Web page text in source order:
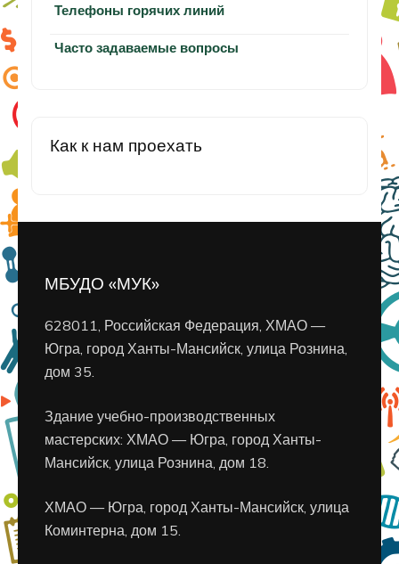
Телефоны горячих линий
Часто задаваемые вопросы
Как к нам проехать
МБУДО «МУК»
628011, Российская Федерация, ХМАО —
Югра, город Ханты-Мансийск, улица Рознина,
дом 35.
Здание учебно-производственных
мастерских: ХМАО — Югра, город Ханты-
Мансийск, улица Рознина, дом 18.
ХМАО — Югра, город Ханты-Мансийск, улица
Коминтерна, дом 15.